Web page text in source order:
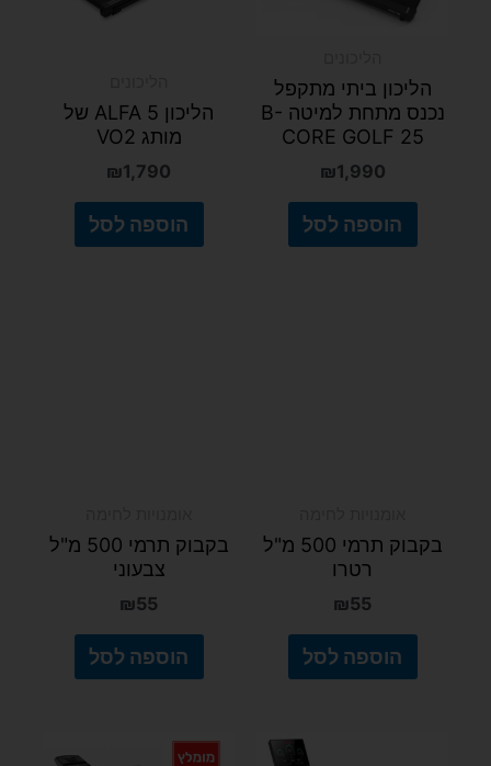
הליכון ביתי מתקפל
נכנס מתחת למיטה B-
CORE GOLF 25
₪1,990
הוספה לסל
הליכון ALFA 5 של
מותג VO2
₪1,790
הוספה לסל
בקבוק תרמי 500 מ"ל
רטרו
₪55
הוספה לסל
בקבוק תרמי 500 מ"ל
צבעוני
₪55
הוספה לסל